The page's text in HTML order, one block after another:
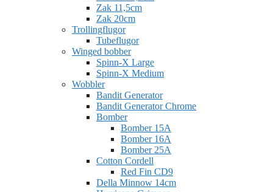
Zak 11,5cm
Zak 20cm
Trollingflugor
Tubeflugor
Winged bobber
Spinn-X Large
Spinn-X Medium
Wobbler
Bandit Generator
Bandit Generator Chrome
Bomber
Bomber 15A
Bomber 16A
Bomber 25A
Cotton Cordell
Red Fin CD9
Della Minnow 14cm